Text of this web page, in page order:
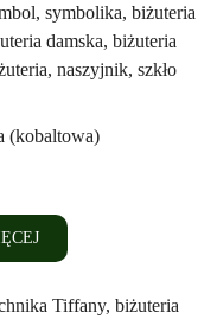
(kobaltowa)